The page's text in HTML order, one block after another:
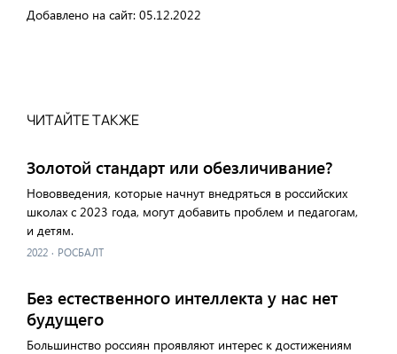
Добавлено на сайт: 05.12.2022
ЧИТАЙТЕ ТАКЖЕ
Золотой стандарт или обезличивание?
Нововведения, которые начнут внедряться в российских
школах с 2023 года, могут добавить проблем и педагогам,
и детям.
2022 · РОСБАЛТ
Без естественного интеллекта у нас нет
будущего
Большинство россиян проявляют интерес к достижениям